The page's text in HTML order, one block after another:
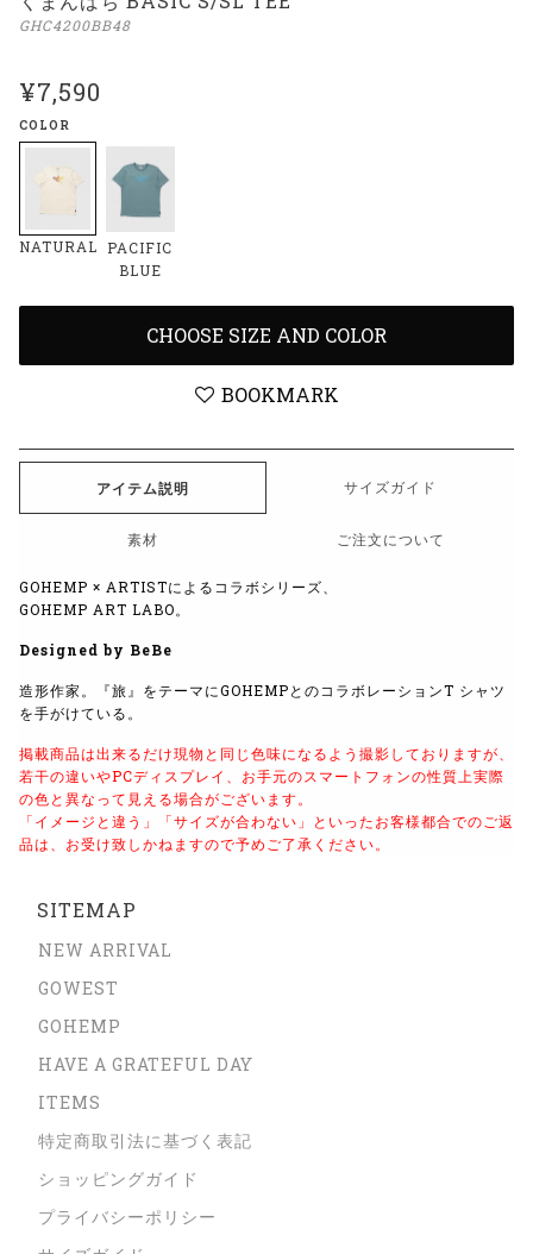
GHC4200BB48
¥7,590
COLOR
NATURAL
PACIFIC
BLUE
CHOOSE SIZE AND COLOR
BOOKMARK
アイテム説明 サイズガイド
素材 ご注文について
GOHEMP × ARTISTによるコラボシリーズ、
GOHEMP ART LABO。
Designed by BeBe
造形作家。『旅』をテーマにGOHEMPとのコラボレーションT シャツ
を手がけている。
掲載商品は出来るだけ現物と同じ色味になるよう撮影しておりますが、
若干の違いやPCディスプレイ、お手元のスマートフォンの性質上実際
の色と異なって見える場合がございます。
「イメージと違う」「サイズが合わない」といったお客様都合でのご返
品は、お受け致しかねますので予めご了承ください。
SITEMAP
NEW ARRIVAL
GOWEST
GOHEMP
HAVE A GRATEFUL DAY
ITEMS
特定商取引法に基づく表記
ショッピングガイド
プライバシーポリシー